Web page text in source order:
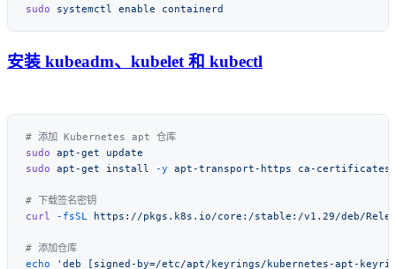
sudo systemctl enable
安装 kubeadm、kubelet 和 kubectl
sudo apt-get
sudo apt-get install -y apt-transport-https ca-certificates
curl -fsSL https://pkgs.k8s.io/core:/stable:/v1.29/deb/
echo 'deb [signed-by=/etc/apt/keyrings/kubernetes-apt-